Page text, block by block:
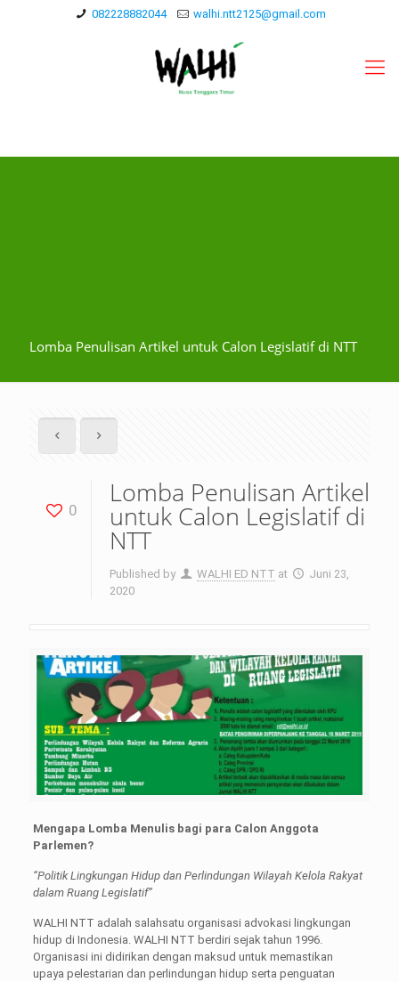
082228882044 walhi.ntt2125@gmail.com
Lomba Penulisan Artikel untuk Calon Legislatif di NTT
0
Lomba Penulisan Artikel
untuk Calon Legislatif di
NTT
Published by WALHI ED NTT at
Juni 23,
2020
Mengapa Lomba Menulis bagi para Calon Anggota
Parlemen?
“Politik Lingkungan Hidup dan Perlindungan Wilayah Kelola Rakyat
dalam Ruang Legislatif”
WALHI NTT adalah salahsatu organisasi advokasi lingkungan
hidup di Indonesia. WALHI NTT berdiri sejak tahun 1996.
Organisasi ini didirikan dengan maksud untuk memastikan
upaya pelestarian dan perlindungan hidup serta penguatan